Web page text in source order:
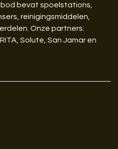
bevat spoelstations,
reinigingsmiddelen,
Onze partners:
Solute, San Jamar en